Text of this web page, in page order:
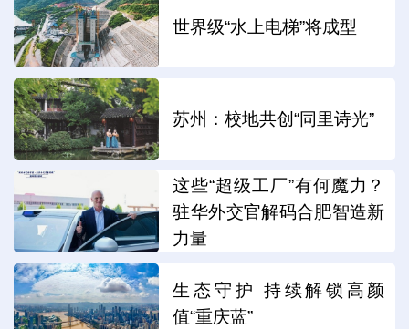
世界级“水上电梯”将成型
苏州：校地共创“同里诗光”
这些“超级工厂”有何魔力？
驻华外交官解码合肥智造新
力量
生态守护 持续解锁高颜
值“重庆蓝”